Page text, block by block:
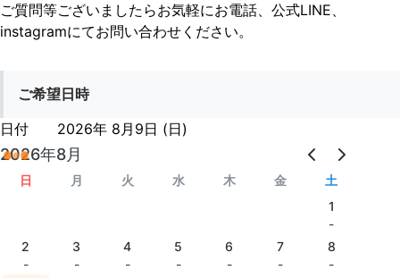
ご質問等ございましたらお気軽にお電話、公式LINE、
instagramにてお問い合わせください。
ご希望日時
日付
2026年 8月9日 (日)
2026年8月
日 月 火 水 木 金
土
1
-
2
-
3
-
4
-
5
-
6
-
7
-
8
-